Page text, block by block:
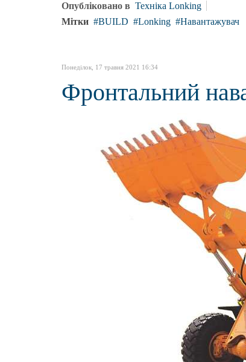
Опубліковано в Техніка Lonking
Мітки
BUILD Lonking Навантажувач
Понеділок, 17 травня 2021 16:34
Фронтальний